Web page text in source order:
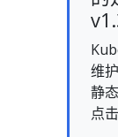
维
静
点击